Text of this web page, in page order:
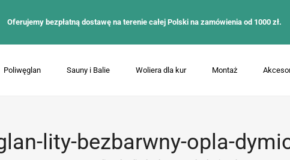
Oferujemy bezpłatną dostawę na terenie całej Polski na zamówienia od 1000 zł.
Poliwęglan Sauny i Balie Woliera dla kur Montaż
lity-bezbarwny-opla-